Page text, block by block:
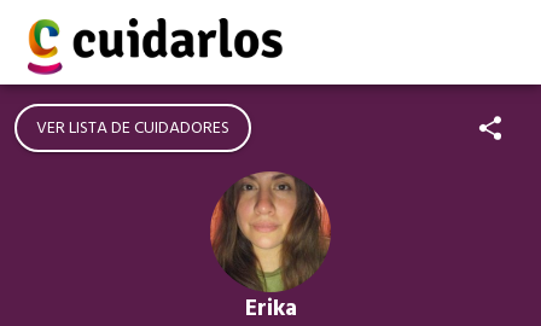
VER LISTA DE CUIDADORES
Erika